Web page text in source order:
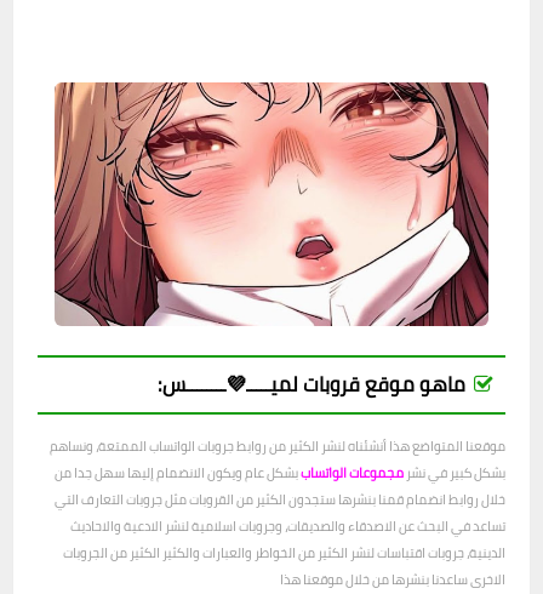
ماهو موقع قروبات لميـــــ💜ــــــــس:
موقعنا المتواضع هذا أنشئناه لنشر الكثير من روابط جروبات الواتساب الممتعة، ونساهم
بشكل كبير في نشر مجموعات الواتساببشكل عام ويكون الانضمام إليها سهل جدا من
خلال روابط انضمام قمنا بنشرها ستجدون الكثير من القروبات مثل جروبات التعارف التي
تساعد في البحث عن الاصدقاء والصديقات، وجروبات اسلامية لنشر الادعية والاحاديث
الدينية، جروبات اقتباسات لنشر الكثير من الخواطر والعبارات والكثير الكثير من الجروبات
الاخرى ساعدنا بنشرها من خلال موقعنا هذا